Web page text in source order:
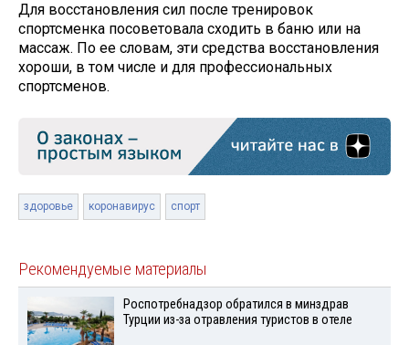
Для восстановления сил после тренировок
спортсменка посоветовала сходить в баню или на
массаж. По ее словам, эти средства восстановления
хороши, в том числе и для профессиональных
спортсменов.
здоровье коронавирус спорт
Рекомендуемые материалы
Роспотребнадзор обратился в минздрав
Турции из-за отравления туристов в отеле